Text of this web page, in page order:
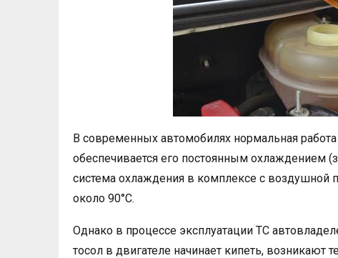
В современных автомобилях нормальная работа
обеспечивается его постоянным охлаждением
система охлаждения в комплексе с воздушной
около 90°C.
Однако в процессе эксплуатации ТС
тосол в двигателе начинает кипеть, возникают